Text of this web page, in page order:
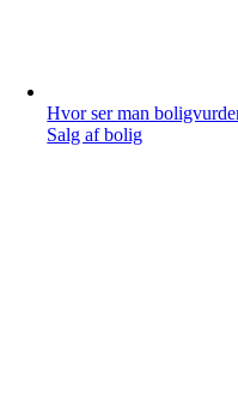
Hvor ser man
Salg af bolig